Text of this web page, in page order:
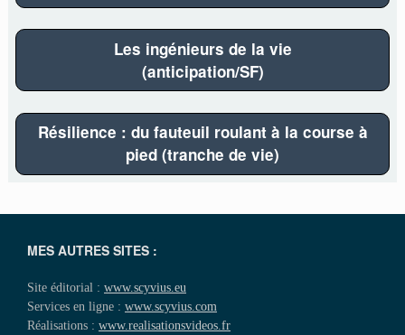
Les ingénieurs de la vie
(anticipation/SF)
Résilience : du fauteuil roulant à la course à
pied (tranche de vie)
MES AUTRES SITES :
Site éditorial : www.scyvius.eu
Services en ligne : www.scyvius.com
Réalisations : www.realisationsvideos.fr